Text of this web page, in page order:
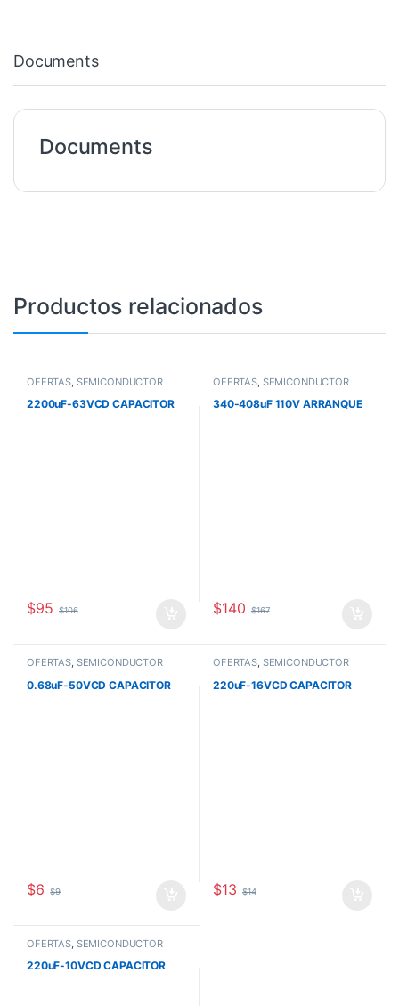
Documents
Documents
Productos relacionados
OFERTAS SEMICONDUCTOR
2200uF-63VCD CAPACITOR
$95 $106
OFERTAS SEMICONDUCTOR
340-408uF 110V ARRANQUE
$140 $167
OFERTAS, SEMICONDUCTOR
0.68uF-50VCD CAPACITOR
$6 $9
OFERTAS, SEMICONDUCTOR
220uF-16VCD CAPACITOR
$13 $14
OFERTAS SEMICONDUCTOR
220uF-10VCD CAPACITOR